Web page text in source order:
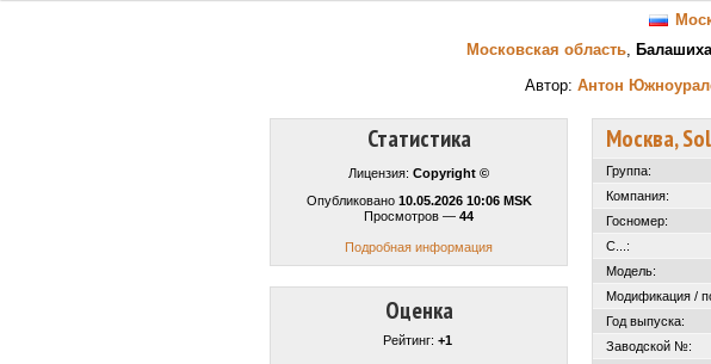
Московская область,
Автор: Антон
Статистика
Лицензия: Copyright ©
Опубликовано 10.05.2026 10:06 MSK
Просмотров — 44
Подробная информация
Оценка
Рейтинг: +1
Москва,
Группа:
Компания:
Госномер:
С...:
Модель:
Модификация /
Год выпуска:
Заводской №: